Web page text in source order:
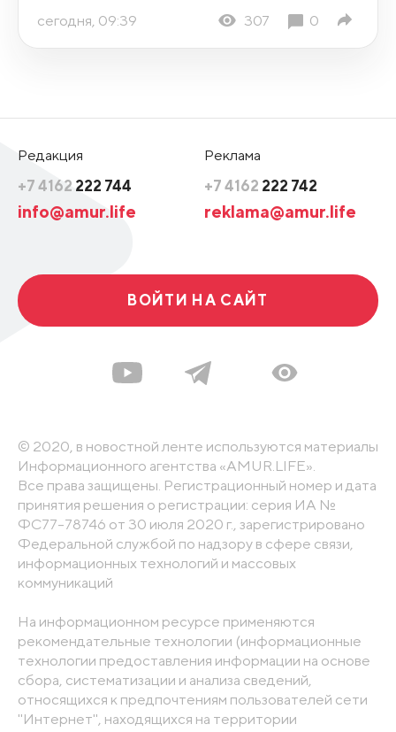
сегодня, 09:39 307 0
Редакция
+7 4162 222 744
info@amur.life
Реклама
+7 4162 222 742
reklama@amur.life
ВОЙТИ НА САЙТ
© 2020, в новостной ленте используются материалы
Информационного агентства «AMUR.LIFE».
Все права защищены. Регистрационный номер и дата
принятия решения о регистрации: серия ИА №
ФС77-78746 от 30 июля 2020 г., зарегистрировано
Федеральной службой по надзору в сфере связи,
информационных технологий и массовых
коммуникаций
На информационном ресурсе применяются
рекомендательные технологии (информационные
технологии предоставления информации на основе
сбора, систематизации и анализа сведений,
относящихся к предпочтениям пользователей сети
"Интернет", находящихся на территории